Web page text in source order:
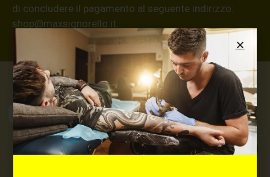
di concludere il pagamento al seguente indirizzo:
shop@maxsignorello.it
Max Signorello
Tattoo Supply
TUTTO PER IL TUO